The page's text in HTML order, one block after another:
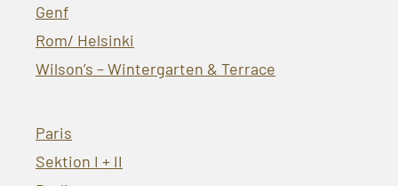
Genf
Rom/ Helsinki
Wilson’s – Wintergarten & Terrace
Paris
Sektion I + II